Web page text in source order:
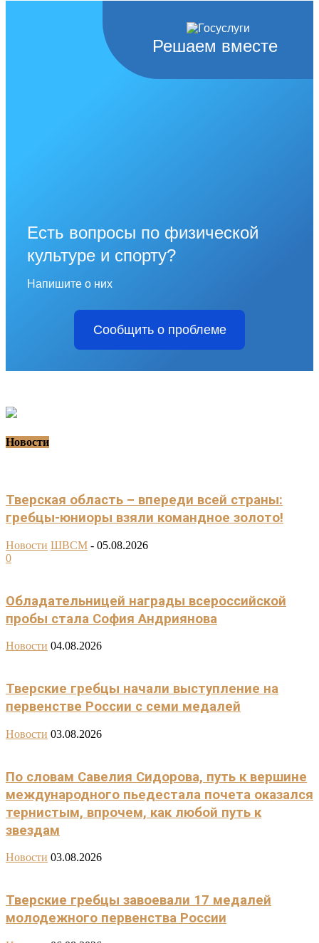
Решаем вместе
Есть вопросы по физической
культуре и спорту?
Напишите о них
Сообщить о проблеме
Новости
Тверская область – впереди всей страны:
гребцы-юниоры взяли командное золото!
Новости ШВСМ - 05.08.2026
0
Обладательницей награды всероссийской
пробы стала София Андриянова
Новости 04.08.2026
Тверские гребцы начали выступление на
первенстве России с семи медалей
Новости 03.08.2026
По словам Савелия Сидорова, путь к вершине
международного пьедестала почета оказался
тернистым, впрочем, как любой путь к
звездам
Новости 03.08.2026
Тверские гребцы завоевали 17 медалей
молодежного первенства России